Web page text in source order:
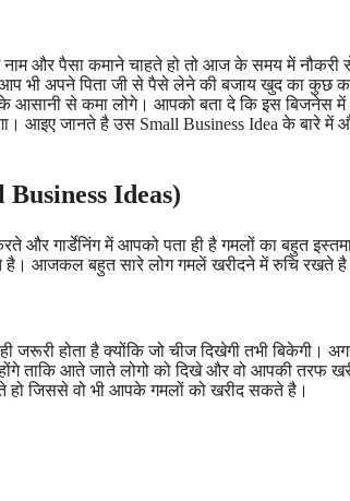
नाम और पैसा कमाने चाहते हो तो आज के समय में
भी अपने पिता जी से पैसे लेने की बजाय खुद का कुछ
से कमा लोगे। आपको बता दे कि इस बिजनेस में
आइए जानते है उस Small Business Idea के बारे
Business Ideas)
गार्डेनिंग में आपको पता ही है गमलों का बहुत
आजकल बहुत सारे लोग गमलें खरीदने में रुचि रखते
होता है क्योंकि जो चीज दिखेगी तभी बिकेगी।
ताकि आते जाते लोगो को दिखे और वो आपकी तरफ
हो जिससे वो भी आपके गमलों को खरीद सकते है।